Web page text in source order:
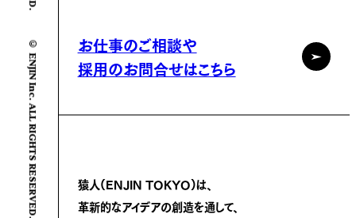
© ENJIN Inc. ALL RIGHTS RESERVED.
お仕事のご相談や
採用のお問合せはこちら
猿人(ENJIN TOKYO)は、
革新的なアイデアの創造を通して、